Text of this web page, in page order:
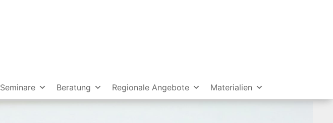
Beratung Regionale Angebote Materialien